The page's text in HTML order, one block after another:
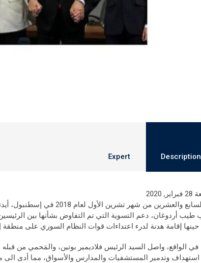
Description
Expert
2020
في السابع والعشرين من شهر
حينها إقامة هدنة لدرء اعتداءات قوات النظام السوري على
في الواقع، واصل السيد الرئيس فلاديمير بوتين، والمَحمي من
استهداف وتدمير المستشفيات والمدارس والأسواق، مما أدى